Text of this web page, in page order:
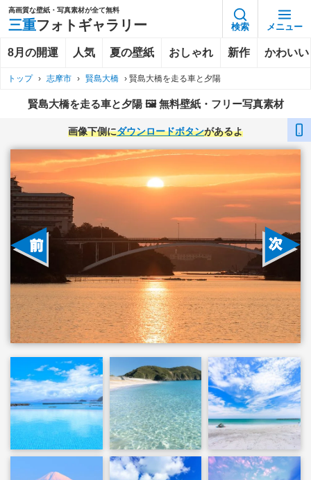
高画質な壁紙・写真素材が全て無料
三重フォトギャラリー 検索 メニュー
8月の開運 人気 夏の壁紙 おしゃれ 新作 かわいい
トップ › 志摩市 › 賢島大橋 › 賢島大橋を走る車と夕陽
賢島大橋を走る車と夕陽 🖼️ 無料壁紙・フリー写真素材
画像下側にダウンロードボタンがあるよ